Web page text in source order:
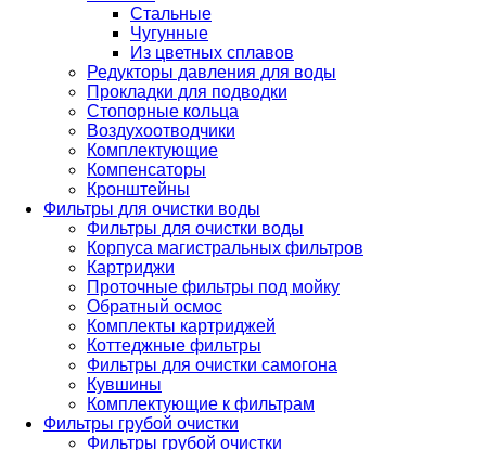
Стальные
Чугунные
Из цветных сплавов
Редукторы давления для воды
Прокладки для подводки
Стопорные кольца
Воздухоотводчики
Комплектующие
Компенсаторы
Кронштейны
Фильтры для очистки воды
Фильтры для очистки воды
Корпуса магистральных фильтров
Картриджи
Проточные фильтры под мойку
Обратный осмос
Комплекты картриджей
Коттеджные фильтры
Фильтры для очистки самогона
Кувшины
Комплектующие к фильтрам
Фильтры грубой очистки
Фильтры грубой очистки